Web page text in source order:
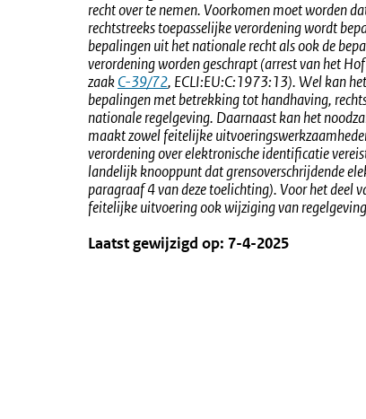
recht over te nemen. Voorkomen moet worden
rechtstreeks toepasselijke verordening wordt
bepalingen uit het nationale recht als ook de
verordening worden geschrapt (arrest van het
zaakExterne
link:
C-39/72, ECLI:EU:C:1973:13). Wel kan
bepalingen met betrekking tot handhaving,
nationale regelgeving. Daarnaast kan het
maakt zowel feitelijke
verordening over elektronische identificatie
landelijk knooppunt dat grensoverschrijdende
paragraaf 4 van deze toelichting). Voor het deel
feitelijke uitvoering ook wijziging van
Laatst gewijzigd op: 7-4-2025